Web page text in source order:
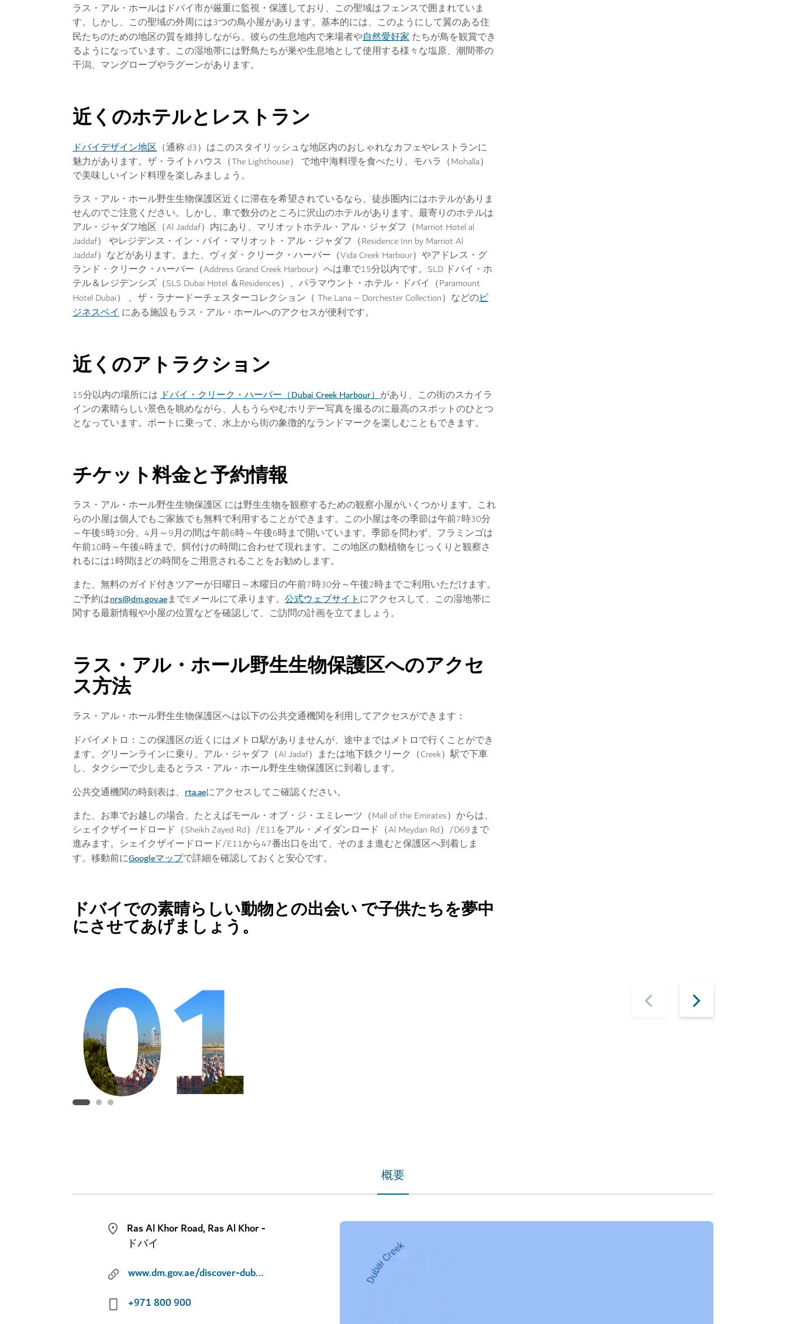
ラス・アル・ホールはドバイ市が厳重に監視・保護しており、この聖域はフェンスで囲まれていま
す。しかし、この聖域の外周には3つの鳥小屋があります。基本的には、このようにして翼のある住
民たちのための地区の質を維持しながら、彼らの生息地内で来場者や自然愛好家 たちが鳥を観賞でき
るようになっています。この湿地帯には野鳥たちが巣や生息地として使用する様々な塩原、潮間帯の
干潟、マングローブやラグーンがあります。
近くのホテルとレストラン
ドバイデザイン地区 （通称 d3）はこのスタイリッシュな地区内のおしゃれなカフェやレストランに
魅力があります。ザ・ライトハウス（The Lighthouse） で地中海料理を食べたり、モハラ（Mohalla）
で美味しいインド料理を楽しみましょう。
ラス・アル・ホール野生生物保護区近くに滞在を希望されているなら、徒歩圏内にはホテルがありま
せんのでご注意ください。しかし、車で数分のところに沢山のホテルがあります。最寄りのホテルは
アル・ジャダフ地区（Al Jaddaf）内にあり、マリオットホテル・アル・ジャダフ（Marriot Hotel al
Jaddaf） やレジデンス・イン・バイ・マリオット・アル・ジャダフ（Residence Inn by Marriot Al
Jaddaf）などがあります。また、ヴィダ・クリーク・ハーバー（Vida Creek Harbour）やアドレス・グ
ランド・クリーク・ハーバー（Address Grand Creek Harbour）へは車で15分以内です。SLD ドバイ・ホ
テル＆レジデンシズ（SLS Dubai Hotel ＆Residences）、パラマウント・ホテル・ドバイ（Paramount
Hotel Dubai） 、ザ・ラナードーチェスターコレクション（ The Lana – Dorchester Collection）などのビ
ジネスベイ にある施設もラス・アル・ホールへのアクセスが便利です。
近くのアトラクション
15分以内の場所には ドバイ・クリーク・ハーバー（Dubai Creek Harbour）があり、この街のスカイラ
インの素晴らしい景色を眺めながら、人もうらやむホリデー写真を撮るのに最高のスポットのひとつ
となっています。ボートに乗って、水上から街の象徴的なランドマークを楽しむこともできます。
チケット料金と予約情報
ラス・アル・ホール野生生物保護区 には野生生物を観察するための観察小屋がいくつかります。これ
らの小屋は個人でもご家族でも無料で利用することができます。この小屋は冬の季節は午前7時30分
～午後5時30分、4月～9月の間は午前6時～午後6時まで開いています。季節を問わず、フラミンゴは
午前10時～午後4時まで、餌付けの時間に合わせて現れます。この地区の動植物をじっくりと観察さ
れるには1時間ほどの時間をご用意されることをお勧めします。
また、無料のガイド付きツアーが日曜日～木曜日の午前7時30分～午後2時までご利用いただけます。
ご予約はnrs@dm.gov.aeまでEメールにて承ります。 公式ウェブサイトにアクセスして、この湿地帯に
関する最新情報や小屋の位置などを確認して、ご訪問の計画を立てましょう。
ラス・アル・ホール野生生物保護区へのアクセ
ス方法
ラス・アル・ホール野生生物保護区へは以下の公共交通機関を利用してアクセスができます：
ドバイメトロ ：この保護区の近くにはメトロ駅がありませんが、途中まではメトロで行くことができ
ます。グリーンラインに乗り、アル・ジャダフ（Al Jadaf）または地下鉄クリーク（Creek）駅で下車
し、タクシーで少し走るとラス・アル・ホール野生生物保護区に到着します。
公共交通機関の時刻表は、 rta.aeにアクセスしてご確認ください。
また、お車でお越しの場合、たとえばモール・オブ・ジ・エミレーツ（Mall of the Emirates）からは、
シェイクザイードロード（Sheikh Zayed Rd）/E11をアル・メイダンロード（Al Meydan Rd）/D69まで
進みます。シェイクザイードロード/E11から47番出口を出て、そのまま進むと保護区へ到着しま
す。移動前にGoogleマップで詳細を確認しておくと安心です。
ドバイでの素晴らしい動物との出会い で子供たちを夢中
にさせてあげましょう。
01 概要
Ras Al Khor Road, Ras Al Khor -
ドバイ
www.dm.gov.ae/discover-dubai/ras-al-khor/
+971 800 900